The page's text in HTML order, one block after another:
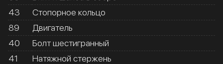
43
Стопорное кольцо
89
Двигатель
40
Болт шестигранный
41
Натяжной стержень